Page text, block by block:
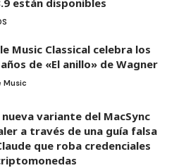
Music Classical celebra los
de «El anillo» de Wagner
Music
nueva variante del MacSync
a través de una guía falsa
que roba credenciales